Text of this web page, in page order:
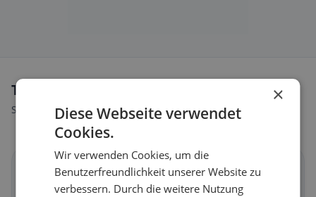
Tipi di alimentazione a Bischoffen
Scopri ristoranti adatti al tuo stile alimentare.
×
Diese Webseite verwendet
Cookies.
Wir verwenden Cookies, um die
Benutzerfreundlichkeit unserer Website zu
verbessern. Durch die weitere Nutzung